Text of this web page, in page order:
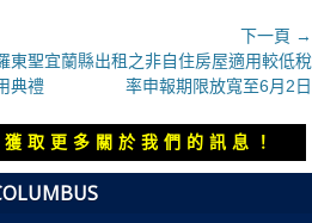
東聖
典禮
下一頁 →
下
一
文
章：
宜蘭縣出租之非自住房屋適用較低稅
率申報期限放寬至6月2日
取更多關於我們的訊息！